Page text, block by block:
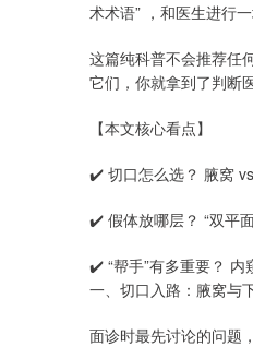
术术语” ，和医生进行
这篇纯科普不会推荐任
它们，你就拿到了判断
【本文核心看点】
✔️ 切口怎么选？ 腋窝
✔️ 假体放哪层？ “双平
✔️ “帮手”有多重要？ 内
一、切口入路：腋窝与
面诊时最先讨论的问题